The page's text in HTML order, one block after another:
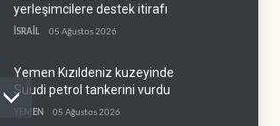
yerleşimcilere destek itirafı
İSRAİL 05 Ağustos 2026
Yemen Kızıldeniz kuzeyinde
Suudi petrol tankerini vurdu
YEMEN 05 Ağustos 2026